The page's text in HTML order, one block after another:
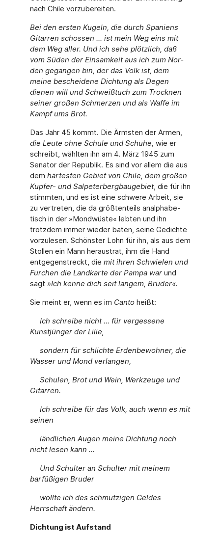
nach Chile vorzubereiten.
Bei den ersten Kugeln, die durch Spaniens
Gitarren schossen ... ist mein Weg eins mit
dem Weg aller. Und ich sehe plötzlich, daß
vom Süden der Einsamkeit aus ich zum Nor­
den gegangen bin, der das Volk ist, dem
meine bescheidene Dichtung als Degen
dienen will und Schweißtuch zum Trocknen
seiner großen Schmerzen und als Waffe im
Kampf ums Brot.
Das Jahr 45 kommt. Die Ärmsten der Armen,
die Leute ohne Schule und Schuhe, wie er
schreibt, wählten ihn am 4. März 1945 zum
Senator der Republik. Es sind vor allem die aus
dem härtesten Gebiet von Chile, dem großen
Kupfer- und Salpeterbergbaugebiet, die für ihn
stimmten, und es ist eine schwere Arbeit, sie
zu vertreten, die da größtenteils analphabe­
tisch in der »Mondwüste« lebten und ihn
trotzdem immer wieder baten, seine Gedichte
vorzulesen. Schönster Lohn für ihn, als aus dem
Stollen ein Mann heraustrat, ihm die Hand
entgegenstreckt, die mit ihren Schwielen und
Furchen die Landkarte der Pampa warund
sagt »Ich kenne dich seit langem, Bruder«.
Sie meint er, wenn es im Canto heißt:
Ich schreibe nicht ... für vergessene
Kunstjünger der Lilie,
sondern für schlichte Erdenbewohner, die
Wasser und Mond verlangen,
Schulen, Brot und Wein, Werkzeuge und
Gitarren.
Ich schreibe für das Volk, auch wenn es mit
seinen
ländlichen Augen meine Dichtung noch
nicht lesen kann ...
Und Schulter an Schulter mit meinem
barfüßigen Bruder
wollte ich des schmutzigen Geldes
Herrschaft ändern.
Dichtung ist Aufstand